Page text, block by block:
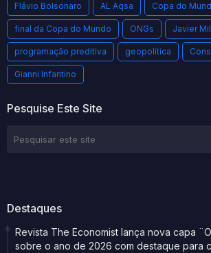
Flávio Bolsonaro AL Aqsa Copa do
final da Copa do Mundo ONGs Javier
programação preditiva geopolítica
Gianni Infantino
Pesquise Este Site
Destaques
Revista The Economist lança nova capa
sobre o ano de 2026 com destaque para